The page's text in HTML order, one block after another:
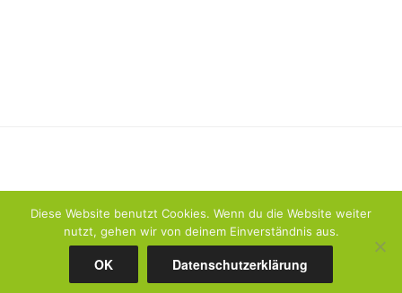
Datenschutzerklärung Stolz präsentiert von WordPress
Diese Website benutzt Cookies. Wenn du die Website weiter
nutzt, gehen wir von deinem Einverständnis aus.
OK Datenschutzerklärung